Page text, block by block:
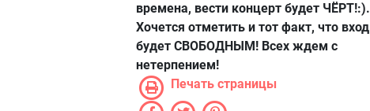
времена, вести концерт будет ЧЁРТ!:).
Хочется отметить и тот факт, что вход
будет СВОБОДНЫМ! Всех ждем с
нетерпением!
Печать страницы